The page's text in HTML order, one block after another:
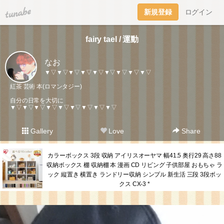
tuna.be 新規登録 ログイン
fairy tael / 運動
なお
▼▽▼▽▼▽▼▽▼▽▼▽▼▽▼▽▼▽
紅茶 芸術 本(ロマンタジー)
自分の日常を大切に
▼▽▼▽▼▽▼▽▼▽▼▽▼▽▼▽▼▽
Gallery Love Share
カラーボックス 3段 収納 アイリスオーヤマ 幅41.5 奥行29 高さ88
収納ボックス 棚 収納棚 本 漫画 CD リビング 子供部屋 おもちゃ ラ
ック 縦置き 横置き ランドリー収納 シンプル 新生活 三段 3段ボッ
クス CX-3 *